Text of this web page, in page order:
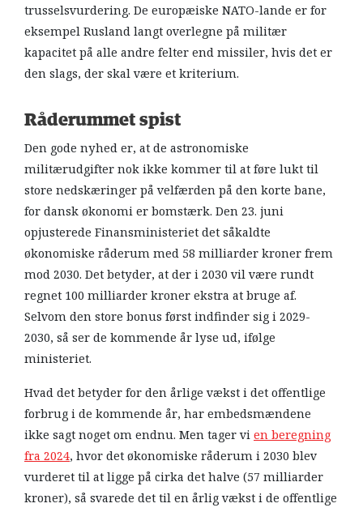
trusselsvurdering. De europæiske NATO-lande er for
eksempel Rusland langt overlegne på militær
kapacitet på alle andre felter end missiler, hvis det er
den slags, der skal være et kriterium.
Råderummet spist
Den gode nyhed er, at de astronomiske
militærudgifter nok ikke kommer til at føre lukt til
store nedskæringer på velfærden på den korte bane,
for dansk økonomi er bomstærk. Den 23. juni
opjusterede Finansministeriet det såkaldte
økonomiske råderum med 58 milliarder kroner frem
mod 2030. Det betyder, at der i 2030 vil være rundt
regnet 100 milliarder kroner ekstra at bruge af.
Selvom den store bonus først indfinder sig i 2029-
2030, så ser de kommende år lyse ud, ifølge
ministeriet.
Hvad det betyder for den årlige vækst i det offentlige
forbrug i de kommende år, har embedsmændene
ikke sagt noget om endnu. Men tager vien beregning
fra 2024, hvor det økonomiske råderum i 2030 blev
vurderet til at ligge på cirka det halve (57 milliarder
kroner), så svarede det til en årlig vækst i de offentlige